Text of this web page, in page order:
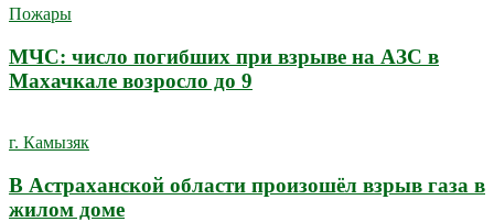
Пожары
МЧС: число погибших при взрыве на АЗС в
Махачкале возросло до 9
г. Камызяк
В Астраханской области произошёл взрыв газа в
жилом доме